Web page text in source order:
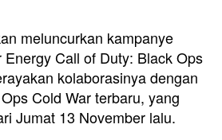
meluncurkan kampanye
Call of Duty: Black Ops
kolaborasinya dengan
Cold War terbaru, yang
Jumat 13 November lalu.